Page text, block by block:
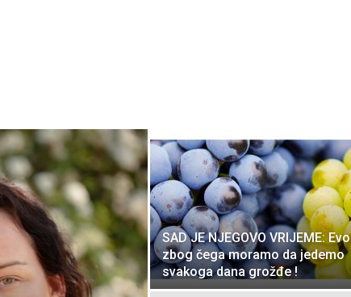
SAD JE NJEGOVO VRIJEME: Evo
zbog čega moramo da jedemo
svakoga dana grožđe !